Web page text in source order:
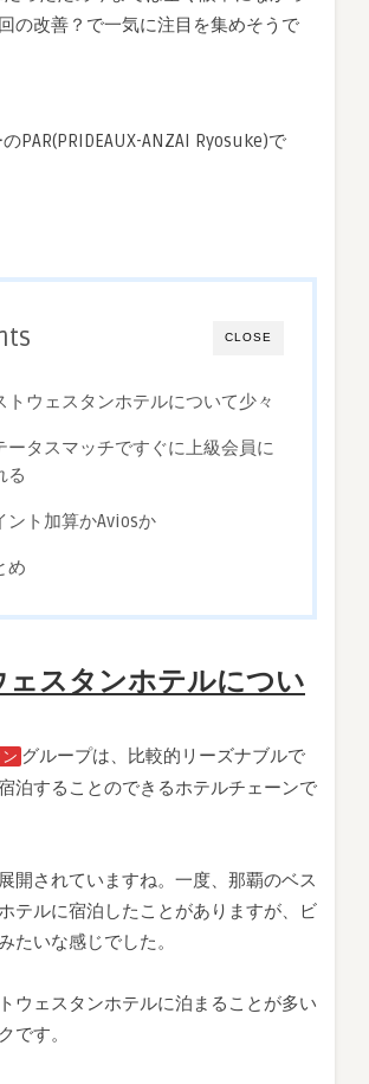
会
の改善？で一気に注目を集めそうで
PAR(PRIDEAUX-ANZAI Ryosuke)で
CLOSE
トウェスタンホテルについて少々
ータスマッチですぐに上級会員に
る
ント加算かAviosか
め
ェスタンホテルについ
グループは、比較的リーズナブルで
泊することのできるホテルチェーンで
開されていますね。一度、那覇のベス
テルに宿泊したことがありますが、ビ
たいな感じでした。
ウェスタンホテルに泊まることが多い
です。